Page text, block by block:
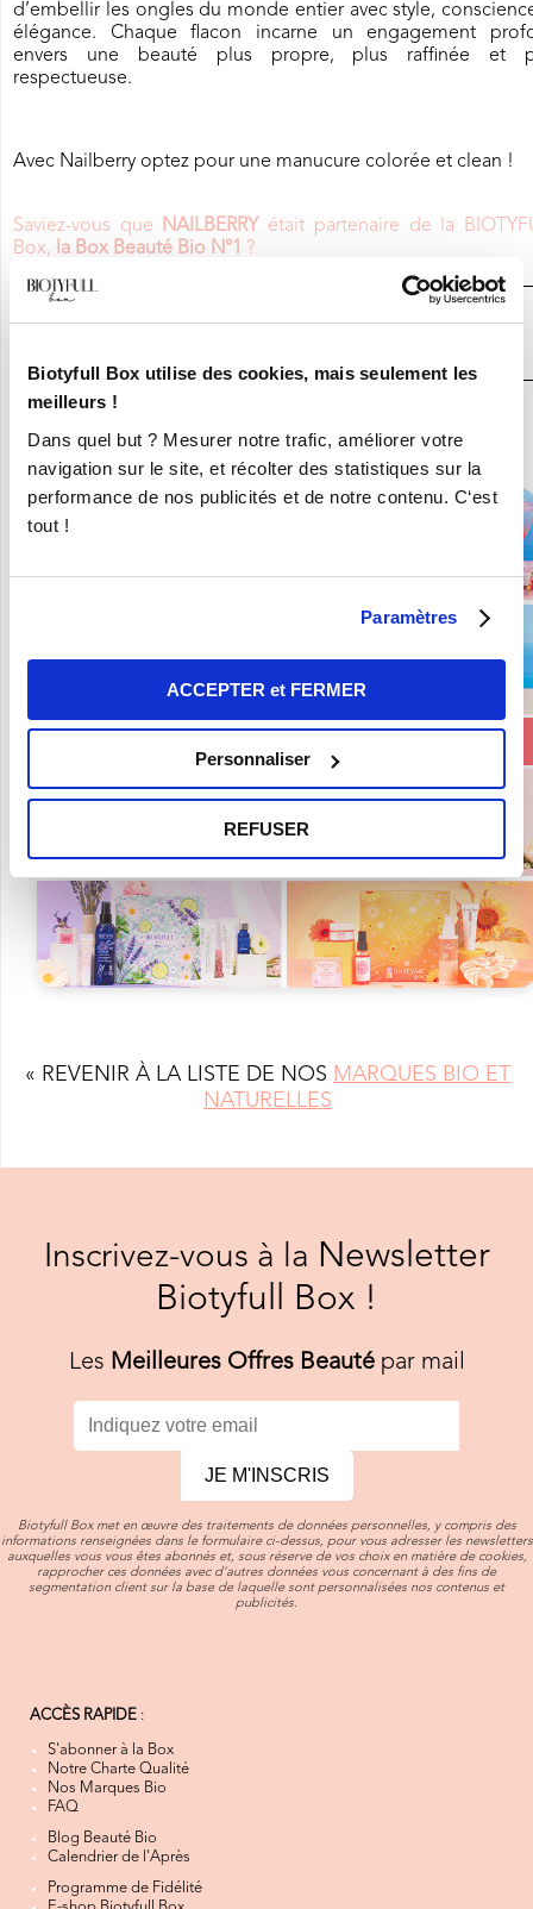
Biotyfull Box utilise des cookies, mais seulement les
meilleurs !
Dans quel but ? Mesurer notre trafic, améliorer votre
navigation sur le site, et récolter des statistiques sur la
performance de nos publicités et de notre contenu. C‘est
tout !
Paramètres
ACCEPTER et FERMER
Personnaliser
REFUSER
d’embellir les ongles du monde entier avec style,
élégance. Chaque flacon incarne un engagement
envers une beauté plus propre, plus raffinée et
respectueuse.
Avec Nailberry optez pour une manucure colorée et clean !
Saviez-vous que NAILBERRY était partenaire de la
Box,
la Box Beauté Bio N°1 ?
JE DÉCOUVRE LA BOX BEAUTÉ BIO
Craquez pour vos 8 Nouvelles Box pour 9,90€ seulement !
« REVENIR À LA LISTE DE NOS MARQUES BIO ET
NATURELLES
Inscrivez-vous à la Newsletter
Biotyfull Box !
Les Meilleures Offres Beautépar mail
JE M'INSCRIS
Biotyfull Box met en œuvre des traitements de données personnelles, y compris des
informations renseignées dans le formulaire ci-dessus, pour vous adresser les newsletters
auxquelles vous vous êtes abonnés et, sous réserve de vos choix en matière de cookies,
rapprocher ces données avec d’autres données vous concernant à des fins de
segmentation client sur la base de laquelle sont personnalisées nos contenus et
publicités.
ACCÈS RAPIDE :
S'abonner à la Box
Notre Charte Qualité
Nos Marques Bio
FAQ
Blog Beauté Bio
Calendrier de l'Après
Programme de Fidélité